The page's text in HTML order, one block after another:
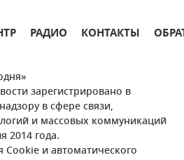
РАДИО КОНТАКТЫ
зарегистрировано в
в сфере связи,
и массовых коммуникаций
2014 года.
и автоматического